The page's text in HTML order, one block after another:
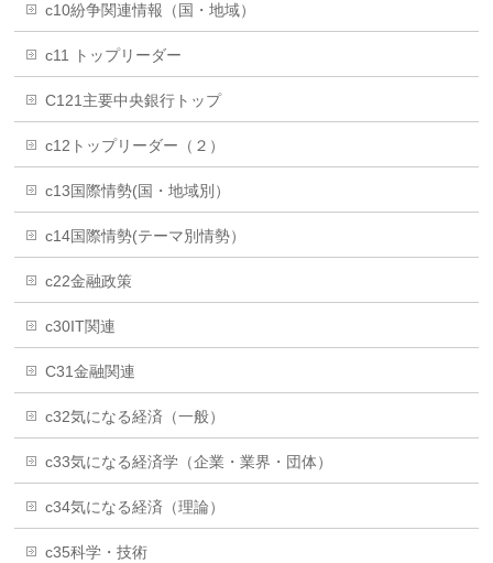
c10紛争関連情報（国・地域）
c11 トップリーダー
C121主要中央銀行トップ
c12トップリーダー（２）
c13国際情勢(国・地域別）
c14国際情勢(テーマ別情勢）
c22金融政策
c30IT関連
C31金融関連
c32気になる経済（一般）
c33気になる経済学（企業・業界・団体）
c34気になる経済（理論）
c35科学・技術